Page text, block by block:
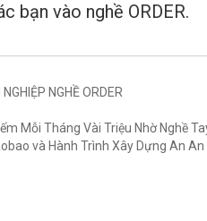
bạn vào nghề ORDER.
NGHỀ ORDER
Mỗi Tháng Vài Triệu Nhờ Nghề
và Hành Trình Xây Dựng An